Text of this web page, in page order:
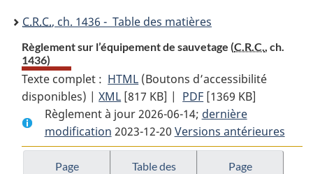
C.R.C., ch. 1436 - Table des matières
Règlement sur l’équipement de sauvetage (C.R.C., ch.
1436)
Texte complet : HTML Texte
complet
:
Règlement
sur
l’équipement
(Boutons d’accessibilité
disponibles) |XML Texte
complet
:
Règlement
sur
[817 KB] | PDF Texte
complet
:
Règlement
[1369 KB]
Règlement à jour 2026-06-14; dernière
modification 2023-12-20 Versions antérieures
Page
Table des
Page